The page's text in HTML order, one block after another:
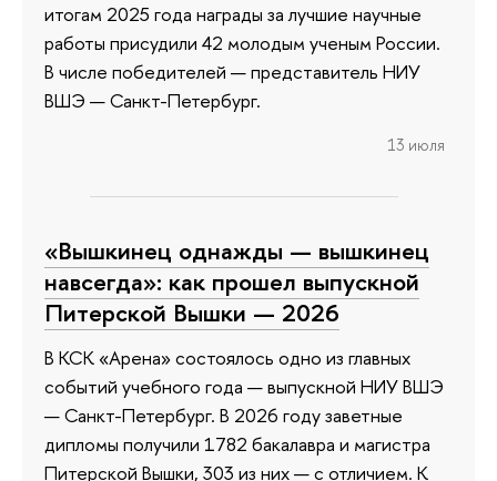
итогам 2025 года награды за лучшие научные
работы присудили 42 молодым ученым России.
В числе победителей — представитель НИУ
ВШЭ — Санкт-Петербург.
13 июля
«Вышкинец однажды — вышкинец
навсегда»: как прошел выпускной
Питерской Вышки — 2026
В КСК «Арена» состоялось одно из главных
событий учебного года — выпускной НИУ ВШЭ
— Санкт-Петербург. В 2026 году заветные
дипломы получили 1782 бакалавра и магистра
Питерской Вышки, 303 из них — с отличием. К